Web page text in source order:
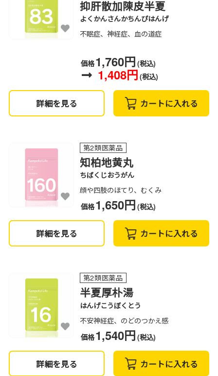
抑肝散加陳皮半夏
よくかんさんかちんぴはんげ
不眠症、神経症、血の道症
価格1,760円 (税込)
1,408円 (税込)
詳細を見る カートに入れる
第2類医薬品
知柏地黄丸
ちばくじおうがん
顔や四肢のほてり、むくみ
価格1,650円 (税込)
詳細を見る カートに入れる
第2類医薬品
半夏厚朴湯
はんげこうぼくとう
不安神経症、のどのつかえ感
価格1,540円 (税込)
詳細を見る カートに入れる